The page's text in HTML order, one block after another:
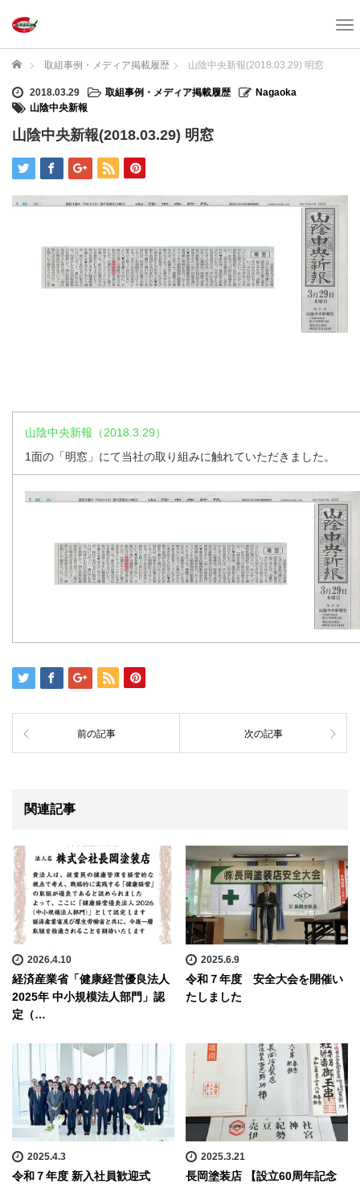
T
a
ホーム 取組事例・メディア掲載履歴 山陰中央新報(2018.03.29) 明窓
2018.03.29 取組事例・メディア掲載履歴
Nagaoka
山陰中央新報
山陰中央新報(2018.03.29) 明窓
山陰中央新報（2018.3.29）
1面の「明窓」にて当社の取り組みに触れていただきました。
前の記事 次の記事
関連記事
2026.4.10
経済産業省「健康経営優良法人
2025年 中小規模法人部門」認
定（…
2025.6.9
令和７年度 安全大会を開催い
たしました
2025.4.3
令和７年度 新入社員歓迎式
2025.3.21
長岡塗装店 【設立60周年記念